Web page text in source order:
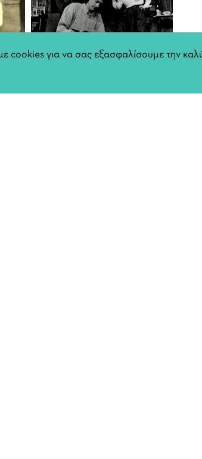
cookies για να σας εξασφαλίσουμε την